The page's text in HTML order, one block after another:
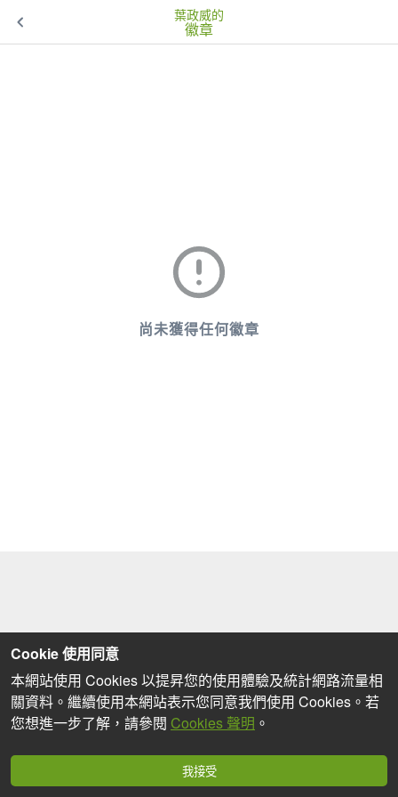
葉政威的
徽章
尚未獲得任何徽章
Cookie 使用同意
本網站使用 Cookies 以提昇您的使用體驗及統計網路流量相
關資料。繼續使用本網站表示您同意我們使用 Cookies。若
您想進一步了解，請參閱 Cookies 聲明 。
我接受